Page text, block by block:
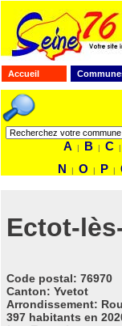
Accueil
A | B | C |
N
| O | P |
Ectot-
Code postal: 76970
Canton: Yvetot
Arrondissement:
397 habitants en